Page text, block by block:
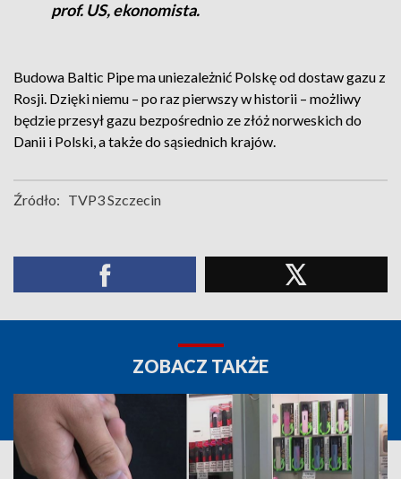
prof. US, ekonomista.
Budowa Baltic Pipe ma uniezależnić Polskę od dostaw gazu z
Rosji. Dzięki niemu – po raz pierwszy w historii – możliwy
będzie przesył gazu bezpośrednio ze złóż norweskich do
Danii i Polski, a także do sąsiednich krajów.
Źródło: TVP3 Szczecin
ZOBACZ TAKŻE